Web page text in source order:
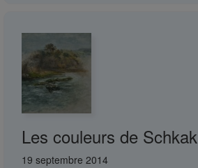
Les couleurs de Schkak
19 septembre 2014